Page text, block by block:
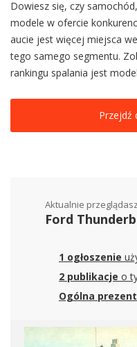
Dowiesz się, czy
modele w ofercie
aucie jest więcej miejsca
tego samego segmentu.
rankingu spalania jest
Przejdź
Aktualnie przeglądasz
Ford
1 ogłoszenie
2 publikacje o
Ogólna